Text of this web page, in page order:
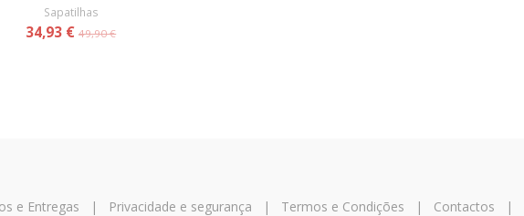
Sapatilhas
34,93 €49,90 €
e Entregas | Privacidade e segurança | Termos e Condições | Contactos |